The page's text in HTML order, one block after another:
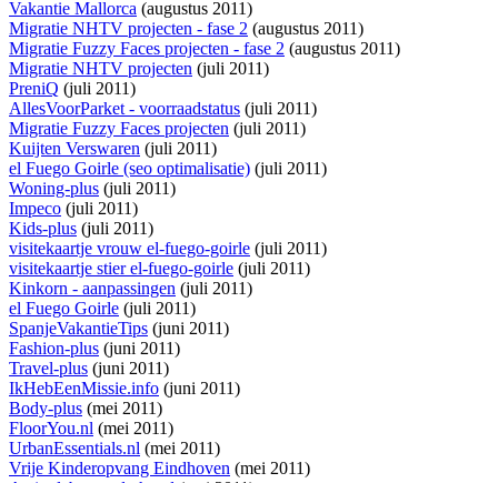
Vakantie Mallorca (augustus 2011)
Migratie NHTV projecten - fase 2 (augustus 2011)
Migratie Fuzzy Faces projecten - fase 2 (augustus 2011)
Migratie NHTV projecten (juli 2011)
PreniQ (juli 2011)
AllesVoorParket - voorraadstatus (juli 2011)
Migratie Fuzzy Faces projecten (juli 2011)
Kuijten Verswaren (juli 2011)
el Fuego Goirle (seo optimalisatie) (juli 2011)
Woning-plus (juli 2011)
Impeco (juli 2011)
Kids-plus (juli 2011)
visitekaartje vrouw el-fuego-goirle (juli 2011)
visitekaartje stier el-fuego-goirle (juli 2011)
Kinkorn - aanpassingen (juli 2011)
el Fuego Goirle (juli 2011)
SpanjeVakantieTips (juni 2011)
Fashion-plus (juni 2011)
Travel-plus (juni 2011)
IkHebEenMissie.info (juni 2011)
Body-plus (mei 2011)
FloorYou.nl (mei 2011)
UrbanEssentials.nl (mei 2011)
Vrije Kinderopvang Eindhoven (mei 2011)